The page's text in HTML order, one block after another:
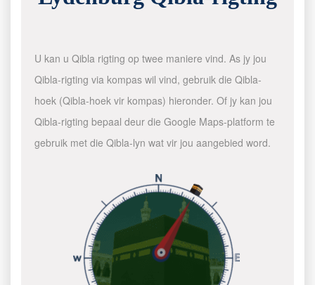
U kan u Qibla rigting op twee maniere vind. As jy jou
Qibla-rigting via kompas wil vind, gebruik die Qibla-
hoek (Qibla-hoek vir kompas) hieronder. Of jy kan jou
Qibla-rigting bepaal deur die Google Maps-platform te
gebruik met die Qibla-lyn wat vir jou aangebied word.